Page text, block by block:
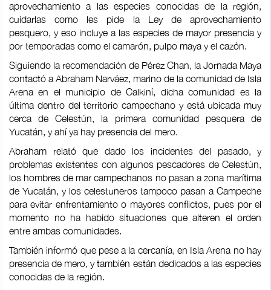
aprovechamiento a las especies conocidas de la región,
cuidarlas como les pide la Ley de aprovechamiento
pesquero, y eso incluye a las especies de mayor presencia y
por temporadas como el camarón, pulpo maya y el cazón.
Siguiendo la recomendación de Pérez Chan, la Jornada Maya
contactó a Abraham Narváez, marino de la comunidad de Isla
Arena en el municipio de Calkiní, dicha comunidad es la
última dentro del territorio campechano y está ubicada muy
cerca de Celestún, la primera comunidad pesquera de
Yucatán, y ahí ya hay presencia del mero.
Abraham relató que dado los incidentes del pasado, y
problemas existentes con algunos pescadores de Celestún,
los hombres de mar campechanos no pasan a zona marítima
de Yucatán, y los celestuneros tampoco pasan a Campeche
para evitar enfrentamiento o mayores conflictos, pues por el
momento no ha habido situaciones que alteren el orden
entre ambas comunidades.
También informó que pese a la cercanía, en Isla Arena no hay
presencia de mero, y también están dedicados a las especies
conocidas de la región.